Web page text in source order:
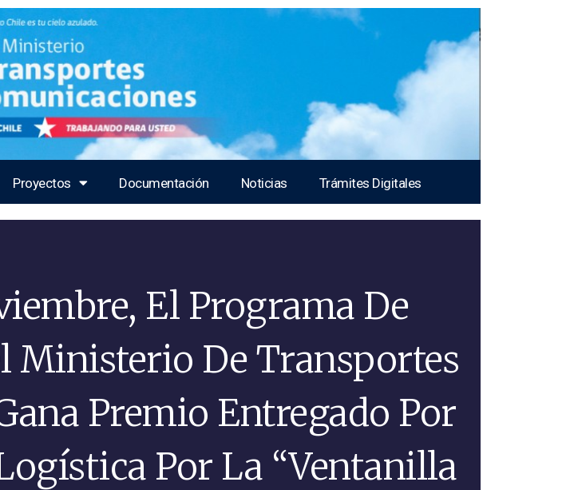
Proyectos Documentación Noticias Trámites Digitales
El Programa De
Ministerio De Transportes
Premio Entregado Por
Por La “Ventanilla